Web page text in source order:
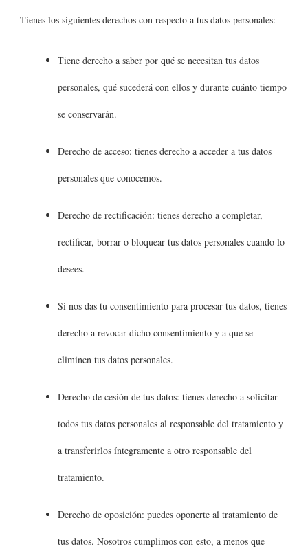
Tienes los siguientes derechos con respecto a tus datos personales:
Tiene derecho a saber por qué se necesitan tus datos
personales, qué sucederá con ellos y durante cuánto tiempo
se conservarán.
Derecho de acceso: tienes derecho a acceder a tus datos
personales que conocemos.
Derecho de rectificación: tienes derecho a completar,
rectificar, borrar o bloquear tus datos personales cuando lo
desees.
Si nos das tu consentimiento para procesar tus datos, tienes
derecho a revocar dicho consentimiento y a que se
eliminen tus datos personales.
Derecho de cesión de tus datos: tienes derecho a solicitar
todos tus datos personales al responsable del tratamiento y
a transferirlos íntegramente a otro responsable del
tratamiento.
Derecho de oposición: puedes oponerte al tratamiento de
tus datos. Nosotros cumplimos con esto, a menos que